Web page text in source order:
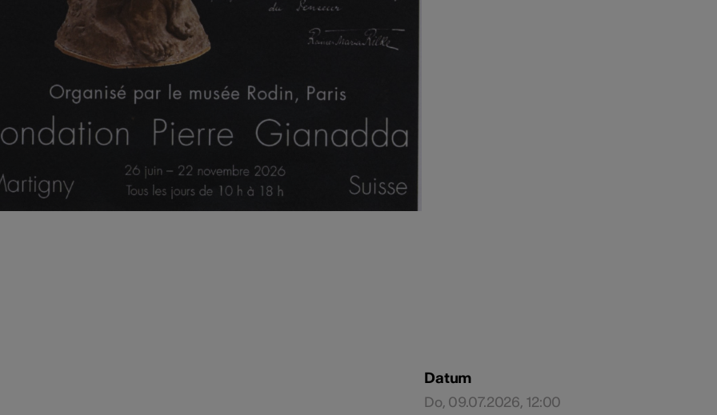
Datum
Do, 09.07.2026, 12:00